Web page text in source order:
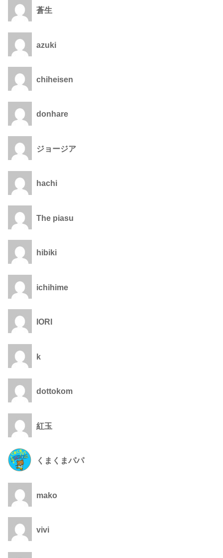
蒼生
azuki
chiheisen
donhare
ジョージア
hachi
The piasu
hibiki
ichihime
IORI
k
dottokom
紅玉
くまくまパパ
mako
vivi